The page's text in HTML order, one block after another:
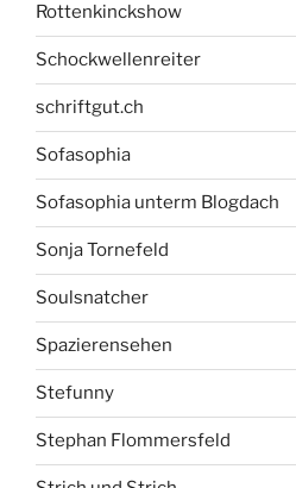
Rottenkinckshow
Schockwellenreiter
schriftgut.ch
Sofasophia
Sofasophia unterm Blogdach
Sonja Tornefeld
Soulsnatcher
Spazierensehen
Stefunny
Stephan Flommersfeld